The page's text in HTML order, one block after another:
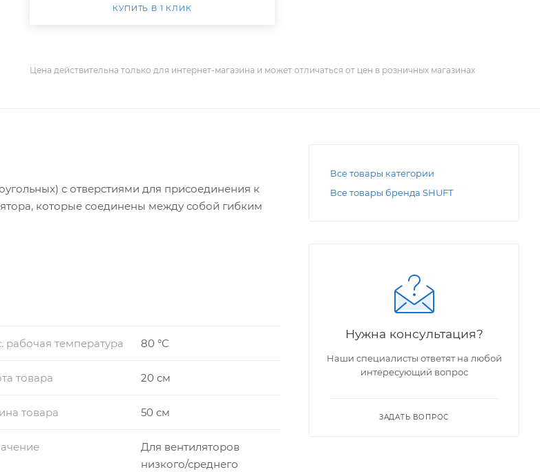
КУПИТЬ В 1 КЛИК
Цена действительна только для интернет-магазина и может отличаться от цен в розничных магазинах
с отверстиями для присоединения к
которые соединены между собой гибким
рабочая температура 80 °С
товара 20 см
товара 50 см
Для вентиляторов
низкого/среднего
Все товары категории
Все товары бренда SHUFT
Нужна консультация?
Наши специалисты ответят на любой
интересующий вопрос
ЗАДАТЬ ВОПРОС